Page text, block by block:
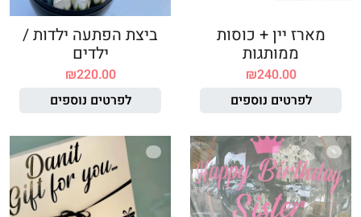
מארז יין + כוסות
ממותגות
₪240.00
לפרטים נוספים
ביצת הפתעה ילדות /
ילדים
₪220.00
לפרטים נוספים